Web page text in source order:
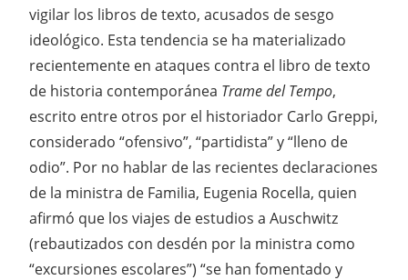
vigilar los libros de texto, acusados de sesgo
ideológico. Esta tendencia se ha materializado
recientemente en ataques contra el libro de texto
de historia contemporánea Trame del Tempo,
escrito entre otros por el historiador Carlo Greppi,
considerado “ofensivo”, “partidista” y “lleno de
odio”. Por no hablar de las recientes declaraciones
de la ministra de Familia, Eugenia Rocella, quien
afirmó que los viajes de estudios a Auschwitz
(rebautizados con desdén por la ministra como
“excursiones escolares”) “se han fomentado y